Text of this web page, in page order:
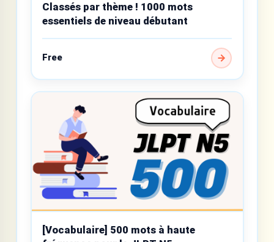
Classés par thème ! 1000 mots
essentiels de niveau débutant
Free
[Vocabulaire] 500 mots à haute